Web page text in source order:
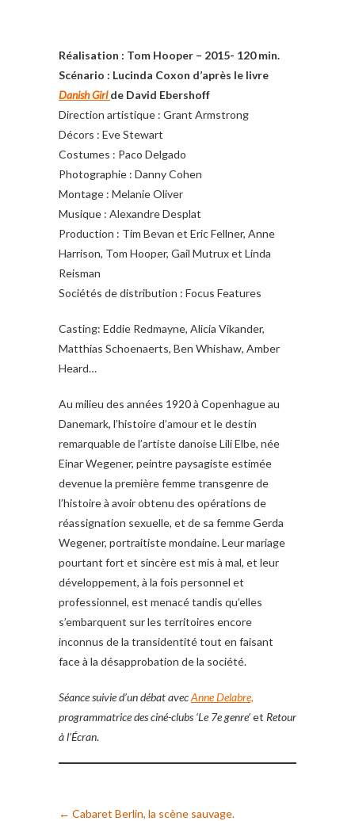
Réalisation : Tom Hooper – 2015- 120 min.
Scénario : Lucinda Coxon d’après le livre
Danish Girlde David Ebershoff
Direction artistique : Grant Armstrong
Décors : Eve Stewart
Costumes : Paco Delgado
Photographie : Danny Cohen
Montage : Melanie Oliver
Musique : Alexandre Desplat
Production : Tim Bevan et Eric Fellner, Anne
Harrison, Tom Hooper, Gail Mutrux et Linda
Reisman
Sociétés de distribution : Focus Features
Casting: Eddie Redmayne, Alicia Vikander,
Matthias Schoenaerts, Ben Whishaw, Amber
Heard…
Au milieu des années 1920 à Copenhague au
Danemark, l’histoire d’amour et le destin
remarquable de l’artiste danoise Lili Elbe, née
Einar Wegener, peintre paysagiste estimée
devenue la première femme transgenre de
l’histoire à avoir obtenu des opérations de
réassignation sexuelle, et de sa femme Gerda
Wegener, portraitiste mondaine. Leur mariage
pourtant fort et sincère est mis à mal, et leur
développement, à la fois personnel et
professionnel, est menacé tandis qu’elles
s’embarquent sur les territoires encore
inconnus de la transidentité tout en faisant
face à la désapprobation de la société.
Séance suivie d’un débat avecAnne Delabre,
programmatrice des ciné-clubs ‘Le 7e genre’et Retour
à l’Écran.
← Cabaret Berlin, la scène sauvage.